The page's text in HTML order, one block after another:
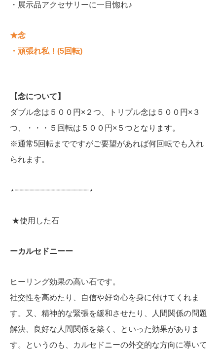
・展示品アクセサリーに一目惚れ♪
★念
・頑張れ私！(5回転)
【念について】
ダブル念は５００円×２つ、トリプル念は５００円×３
つ、・・・５回転は５００円×５つとなります。
※通常5回転までですがご要望があれば何回転でも入れ
られます。
⋆┈┈┈┈┈┈┈┈┈┈┈┈┈┈┈⋆
★使用した石
ーカルセドニーー
ヒーリング効果の高い石です。
社交性を高めたり、自信や好奇心を身に付けてくれま
す。又、精神的な緊張を緩和させたり、人間関係の問題
解決、良好な人間関係を築く、といった効果がありま
す。というのも、カルセドニーの外交的な方向に導いて